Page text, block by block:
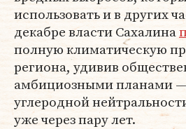
использовать и в других
декабре власти Сахалина
полную климатическую
региона, удивив
амбициозными планами —
углеродной
уже через пару лет.